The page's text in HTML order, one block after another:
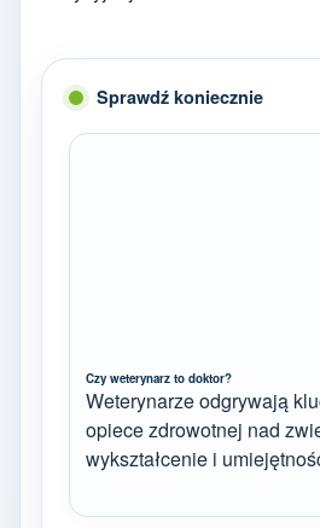
Sprawdź koniecznie
Czy weterynarz to doktor?
Weterynarze odgrywają
opiece zdrowotnej nad
wykształcenie i